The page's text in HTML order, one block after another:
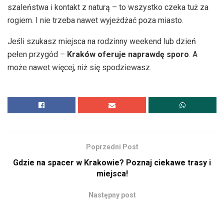
szaleństwa i kontakt z naturą – to wszystko czeka tuż za
rogiem. I nie trzeba nawet wyjeżdżać poza miasto.
Jeśli szukasz miejsca na rodzinny weekend lub dzień
pełen przygód – Kraków oferuje naprawdę sporo. A
może nawet więcej, niż się spodziewasz.
Poprzedni Post
Gdzie na spacer w Krakowie? Poznaj ciekawe trasy i
miejsca!
Następny post